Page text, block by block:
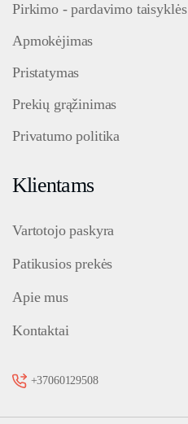
Pirkimo - pardavimo taisyklės
Apmokėjimas
Pristatymas
Prekių grąžinimas
Privatumo politika
Klientams
Vartotojo paskyra
Patikusios prekės
Apie mus
Kontaktai
+37060129508